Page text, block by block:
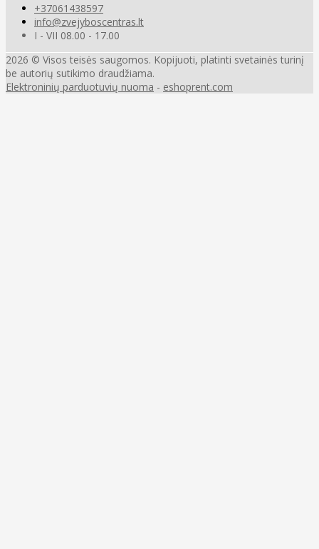
+37061438597
info@zvejyboscentras.lt
I - VII 08.00 - 17.00
2026 © Visos teisės saugomos. Kopijuoti, platinti svetainės turinį
be autorių sutikimo draudžiama.
Elektroninių parduotuvių nuoma - eshoprent.com